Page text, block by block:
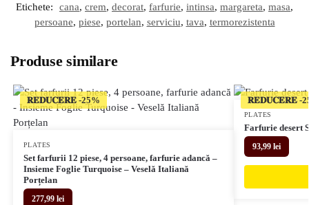
Etichete:
cana, crem, decorat, farfurie, intinsa, margareta, masa,
persoane, piese, portelan, serviciu, tava, termorezistenta
Produse similare
𝐑𝐄𝐃𝐔𝐂𝐄𝐑𝐄
PLATES
Set farfurii 12 piese, 4 persoane, farfurie adancă –
Insieme Foglie Turquoise – Veselă Italiană
Porțelan
277,99 lei
𝐑𝐄𝐃𝐔𝐂𝐄𝐑𝐄
PLATES
Farfurie desert
93,99 lei